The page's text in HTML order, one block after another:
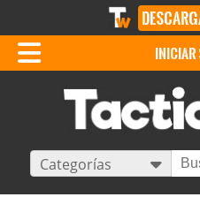
iniciar
Categorías